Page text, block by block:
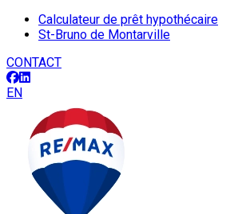
Calculateur de prêt hypothécaire
St-Bruno de Montarville
CONTACT
EN